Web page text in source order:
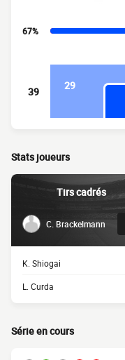
67%
39 29
Stats joueurs
Tirs cadrés
C. Brackelmann
K. Shiogai
L. Curda
Série en cours